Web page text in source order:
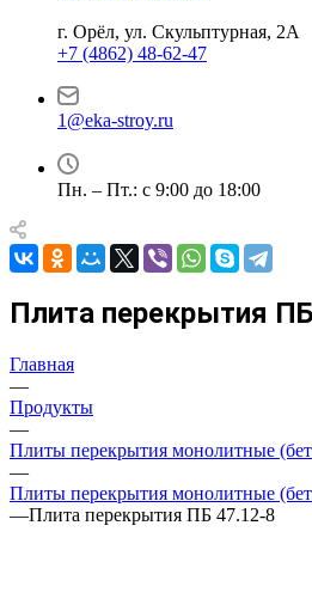
г. Орёл, ул. Скульптурная, 2А
+7 (4862) 48-62-47
1@eka-stroy.ru
Пн. – Пт.: с 9:00 до 18:00
Плита перекрытия
Главная
—
Продукты
—
Плиты перекрытия монолитные
—
Плиты перекрытия монолитные
—Плита перекрытия ПБ 47.12-8